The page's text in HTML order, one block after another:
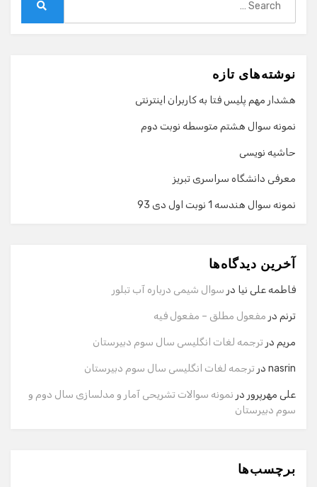
نوشته‌های تازه
هشدار مهم پلیس فتا به کاربران اینترنتی
نمونه سوال هشتم متوسطه نوبت دوم
حاشیه نویسی
معرفی دانشگاه سراسری تبریز
نمونه سوال هندسه 1 نوبت اول دی 93
آخرین دیدگاه‌ها
فاطمه علی نیا در سوال شیمی درباره آب تبلور
ترنم در مفعول مطلق – مفعول فیه
مریم در ترجمه لغات انگلیسی سال سوم دبیرستان
nasrin در ترجمه لغات انگلیسی سال سوم دبیرستان
علی مهرپرور در نمونه سوالات تشریحی آمار و مدلسازی سال دوم و
سوم دبیرستان
برچسب‌ها
گفت‌وگو با دستیار هوشمند
سلام! برای شروع گفت‌وگو لطفاً شماره تماس یا ایمیل خود را
وارد کنید.
ایمیل